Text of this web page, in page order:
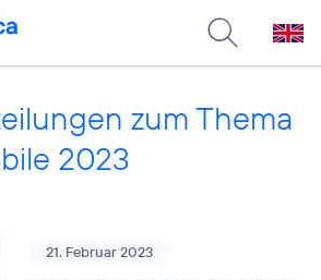
zum Thema
2023
21. Februar 2023